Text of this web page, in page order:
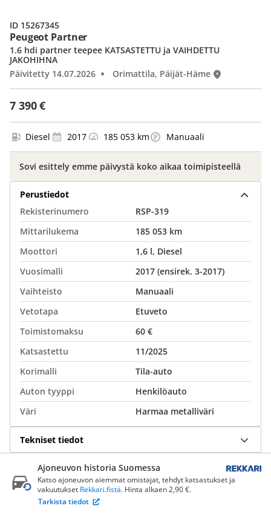
Peugeot Partner
7 390 €
1.6 hdi partner teepee KATSASTETTU ja VAIHDETTU
JAKOHIHNA
Päivitetty 14.07.2026
Orimattila, Päijät-Häme
ID 15267345
Diesel 2017 185 053 km Manuaali
Sovi esittely emme päivystä koko aikaa toimipisteellä
Perustiedot
Rekisterinumero
RSP-319
Mittarilukema
185 053 km
Moottori
1,6 l, Diesel
Vuosimalli
2017 (ensirek. 3-2017)
Vaihteisto
Manuaali
Vetotapa
Etuveto
Toimistomaksu
60 €
Katsastettu
11/2025
Korimalli
Tila-auto
Auton tyyppi
Henkilöauto
Väri
Harmaa metalliväri
Tekniset tiedot
Ajoneuvon historia Suomessa
Katso ajoneuvon aiemmat omistajat, tehdyt katsastukset ja
vakuutukset Rekkari.fistä. Hinta alkaen 2,90 €.
Tarkista tiedot